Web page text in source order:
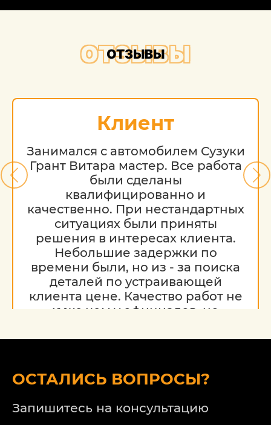
ОТЗЫВЫ
ОТЗЫВЫ
Клиент
Занимался с автомобилем Сузуки
Грант Витара мастер. Все работа
были сделаны
квалифицированно и
качественно. При нестандартных
ситуациях были приняты
решения в интересах клиента.
Небольшие задержки по
времени были, но из - за поиска
деталей по устраивающей
клиента цене. Качество работ не
хуже чем у официалов, но
работу, надеюсь на дальнейшее
ОСТАЛИСЬ ВОПРОСЫ?
Запишитесь на консультацию